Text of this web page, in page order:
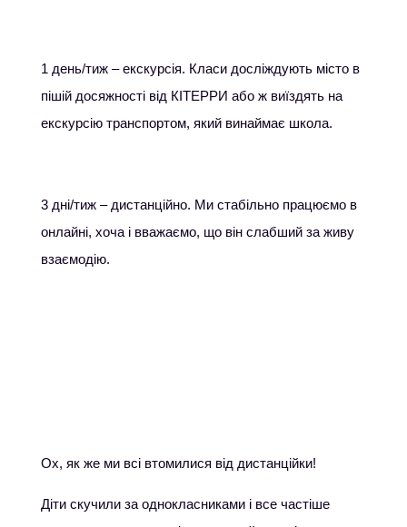
1 день/тиж – екскурсія. Класи досліждують місто в
пішій досяжності від КІТЕРРИ або ж виїздять на
екскурсію транспортом, який винаймає школа.
3 дні/тиж – дистанційно. Ми стабільно працюємо в
онлайні, хоча і вважаємо, що він слабший за живу
взаємодію.
Ох, як же ми всі втомилися від дистанційки!
Діти скучили за однокласниками і все частіше